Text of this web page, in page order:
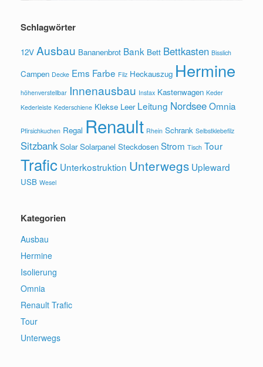
Schlagwörter
12V Ausbau Bananenbrot Bank Bett Bettkasten Bisslich
Campen Decke Ems Farbe Filz Heckauszug Hermine
höhenverstellbar Innenausbau Instax Kastenwagen Keder
Kederleiste Kederschiene Klekse Leer Leitung NordseeOmnia
Pfirsichkuchen Regal Renault Rhein Schrank Selbstklebefilz
Sitzbank Solar Solarpanel Steckdosen Strom Tisch Tour
Trafic Unterkostruktion Unterwegs Upleward
USB Wesel
Kategorien
Ausbau
Hermine
Isolierung
Omnia
Renault Trafic
Tour
Unterwegs